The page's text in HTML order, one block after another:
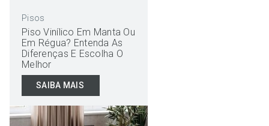
Pisos
Piso Vinílico Em Manta Ou
Em Régua? Entenda As
Diferenças E Escolha O
Melhor
SAIBA MAIS